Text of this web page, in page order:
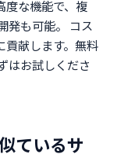
度な機能で、複
発も可能。 コス
貢献します。無料
はお試しくださ
ているサ